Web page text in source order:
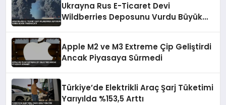
Ukrayna Rus E-Ticaret Devi
Wildberries Deposunu Vurdu Büyük
Apple M2 ve M3 Extreme Çip Geliştirdi
Ancak Piyasaya Sürmedi
Türkiye’de Elektrikli Araç Şarj Tüketimi
Yarıyılda %153,5 Arttı